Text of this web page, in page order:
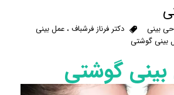
بینی دکتر فرناز فرشباف، عمل بینی
بینی گوشتی
گوشتی